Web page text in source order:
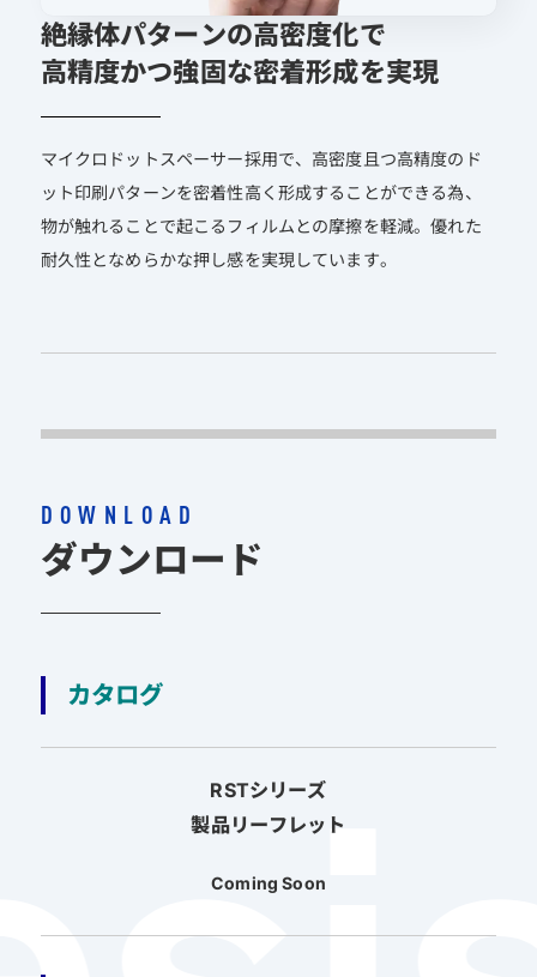
絶縁体パターンの高密度化で
高精度かつ強固な密着形成を実現
マイクロドットスペーサー採用で、高密度且つ高精度のド
ット印刷パターンを密着性高く形成することができる為、
物が触れることで起こるフィルムとの摩擦を軽減。優れた
耐久性となめらかな押し感を実現しています。
DOWNLOAD
ダウンロード
カタログ
RSTシリーズ
製品リーフレット
Coming Soon